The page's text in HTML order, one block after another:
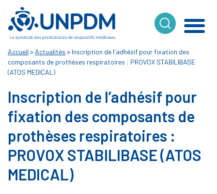
Accueil > Actualités > Inscription de l'adhésif pour fixation des
composants de prothèses respiratoires : PROVOX STABILIBASE
(ATOS MEDICAL)
Inscription de l’adhésif pour
fixation des composants de
prothèses respiratoires :
PROVOX STABILIBASE (ATOS
MEDICAL)